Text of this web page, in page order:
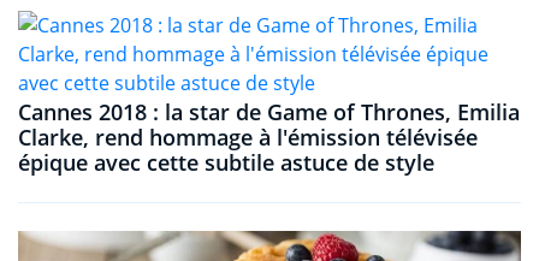
Cannes 2018 : la star de Game of Thrones, Emilia
Clarke, rend hommage à l'émission télévisée
épique avec cette subtile astuce de style